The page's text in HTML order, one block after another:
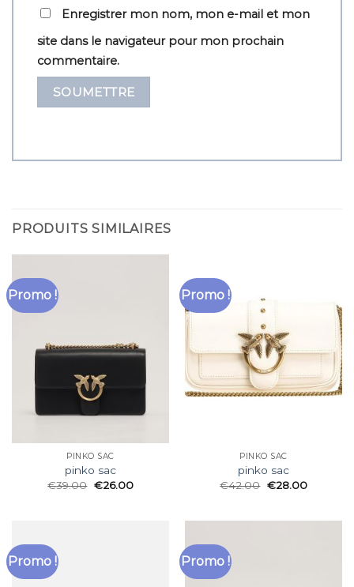
Enregistrer mon nom, mon e-mail et mon
site dans le navigateur pour mon prochain
commentaire.
PRODUITS SIMILAIRES
Promo !
PINKO SAC
pinko sac
€39.00 €26.00
Promo !
PINKO SAC
pinko sac
€42.00 €28.00
Promo ! Promo !